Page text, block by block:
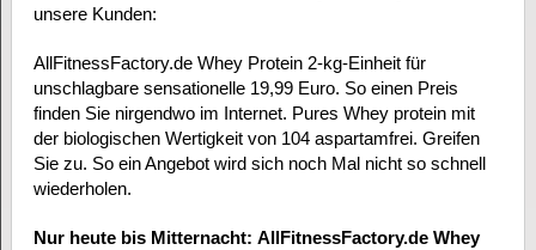
unsere Kunden:
AllFitnessFactory.de Whey Protein 2-kg-Einheit für
unschlagbare sensationelle 19,99 Euro. So einen Preis
finden Sie nirgendwo im Internet. Pures Whey protein mit
der biologischen Wertigkeit von 104 aspartamfrei. Greifen
Sie zu. So ein Angebot wird sich noch Mal nicht so schnell
wiederholen.
Nur heute bis Mitternacht: AllFitnessFactory.de Whey